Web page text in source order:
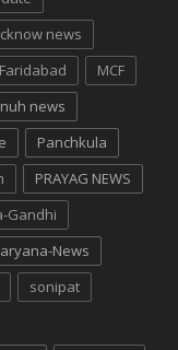
news
MCF
nuh news
Panchkula
PRAYAG NEWS
Gandhi
News
sonipat